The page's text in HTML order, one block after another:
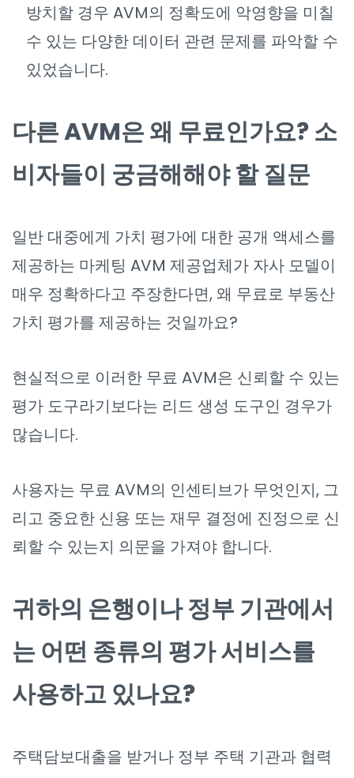
방치할 경우 AVM의 정확도에 악영향을 미칠
수 있는 다양한 데이터 관련 문제를 파악할 수
있었습니다.
다른 AVM은 왜 무료인가요? 소
비자들이 궁금해해야 할 질문
일반 대중에게 가치 평가에 대한 공개 액세스를
제공하는 마케팅 AVM 제공업체가 자사 모델이
매우 정확하다고 주장한다면, 왜 무료로 부동산
가치 평가를 제공하는 것일까요?
현실적으로 이러한 무료 AVM은 신뢰할 수 있는
평가 도구라기보다는 리드 생성 도구인 경우가
많습니다.
사용자는 무료 AVM의 인센티브가 무엇인지, 그
리고 중요한 신용 또는 재무 결정에 진정으로 신
뢰할 수 있는지 의문을 가져야 합니다.
귀하의 은행이나 정부 기관에서
는 어떤 종류의 평가 서비스를
사용하고 있나요?
주택담보대출을 받거나 정부 주택 기관과 협력